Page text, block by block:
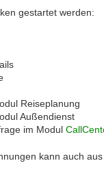
gestartet werden:
Reiseplanung
Außendienst
im Modul
kann auch